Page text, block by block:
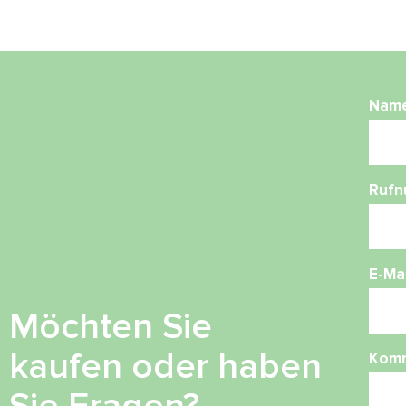
Möchten Sie
kaufen oder haben
E-